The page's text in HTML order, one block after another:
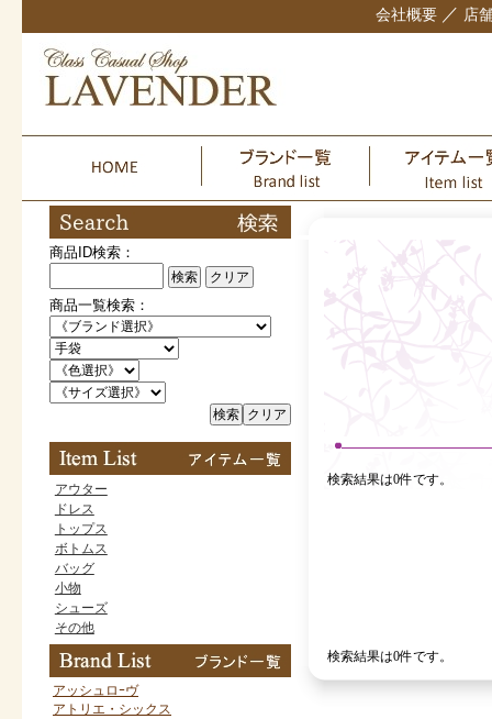
会社概要 ／ 店
商品ID検索：
検索 クリア
商品一覧検索：
クリア
検索
アウター
ドレス
トップス
ボトムス
バッグ
小物
シューズ
その他
アッシュロｰヴ
アトリエ・シックス
検索結果は0件です。
検索結果は0件です。